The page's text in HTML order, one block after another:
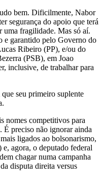
bem. Dificilmente, Nabor
segurança do apoio que terá
uma fragilidade. Mas só aí.
e garantido pelo Governo do
Ribeiro (PP), e/ou do
(PSB), em Joao
inclusive, de trabalhar para
seu primeiro suplente
nomes competitivos para
É preciso não ignorar ainda
ligados ao bolsonarismo,
agora, o deputado federal
chagar numa campanha
disputa direita versus